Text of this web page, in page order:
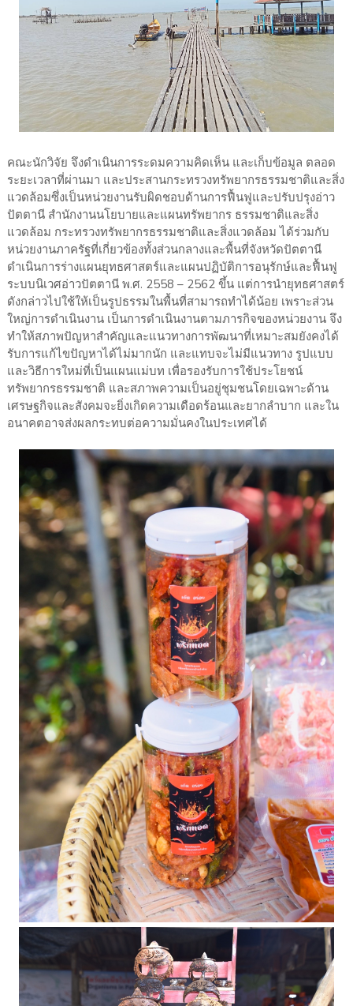
คณะนักวิจัย จึงดำเนินการระดมความคิดเห็น และเก็บข้อมูล ตลอด
ระยะเวลาที่ผ่านมา และประสานกระทรวงทรัพยากรธรรมชาติและสิ่ง
แวดล้อมซึ่งเป็นหน่วยงานรับผิดชอบด้านการฟื้นฟูและปรับปรุงอ่าว
ปัตตานี สำนักงานนโยบายและแผนทรัพยากร ธรรมชาติและสิ่ง
แวดล้อม กระทรวงทรัพยากรธรรมชาติและสิ่งแวดล้อม ได้ร่วมกับ
หน่วยงานภาครัฐที่เกี่ยวข้องทั้งส่วนกลางและพื้นที่จังหวัดปัตตานี
ดำเนินการร่างแผนยุทธศาสตร์และแผนปฏิบัติการอนุรักษ์และฟื้นฟู
ระบบนิเวศอ่าวปัตตานี พ.ศ. 2558 – 2562 ขึ้น แต่การนำยุทธศาสตร์
ดังกล่าวไปใช้ให้เป็นรูปธรรมในพื้นที่สามารถทำได้น้อย เพราะส่วน
ใหญ่การดำเนินงาน เป็นการดำเนินงานตามภารกิจของหน่วยงาน จึง
ทำให้สภาพปัญหาสำคัญและแนวทางการพัฒนาที่เหมาะสมยังคงได้
รับการแก้ไขปัญหาได้ไม่มากนัก และแทบจะไม่มีแนวทาง รูปแบบ
และวิธีการใหม่ที่เป็นแผนแม่บท เพื่อรองรับการใช้ประโยชน์
ทรัพยากรธรรมชาติ และสภาพความเป็นอยู่ชุมชนโดยเฉพาะด้าน
เศรษฐกิจและสังคมจะยิ่งเกิดความเดือดร้อนและยากลำบาก และใน
อนาคตอาจส่งผลกระทบต่อความมั่นคงในประเทศได้